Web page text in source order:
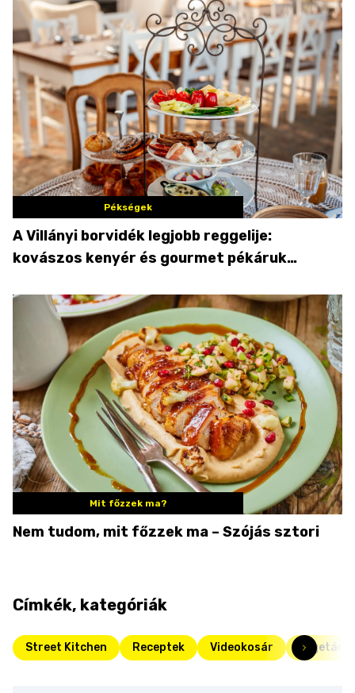
Pékségek
A Villányi borvidék legjobb reggelije:
kovászos kenyér és gourmet pékáruk
Mit főzzek ma?
Nem tudom, mit főzzek ma – Szójás sztori
Címkék, kategóriák
Street Kitchen Receptek Videokosár